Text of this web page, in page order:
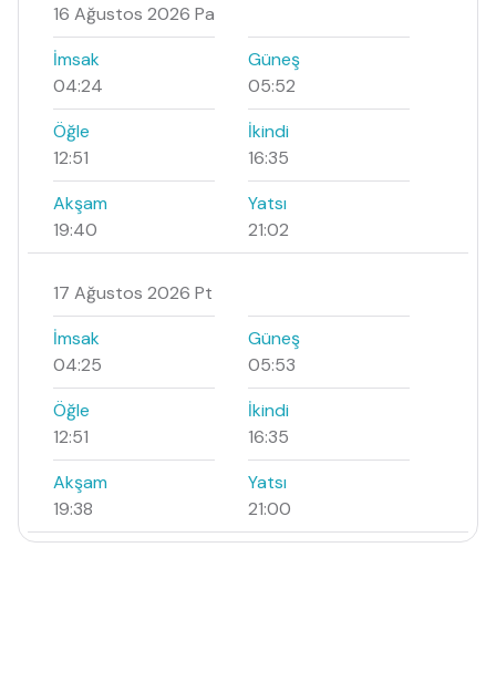
16 Ağustos 2026 Pa
İmsak
04:24
Güneş
05:52
Öğle
12:51
İkindi
16:35
Akşam
19:40
Yatsı
21:02
17 Ağustos 2026 Pt
İmsak
04:25
Güneş
05:53
Öğle
12:51
İkindi
16:35
Akşam
19:38
Yatsı
21:00